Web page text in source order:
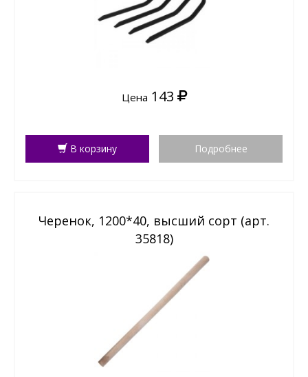
Цена 143
В корзину Подробнее
Черенок, 1200*40, высший сорт (арт.
35818)